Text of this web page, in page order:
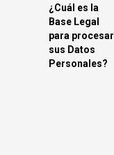
¿Cuál es la
Base Legal
para procesar
sus Datos
Personales?